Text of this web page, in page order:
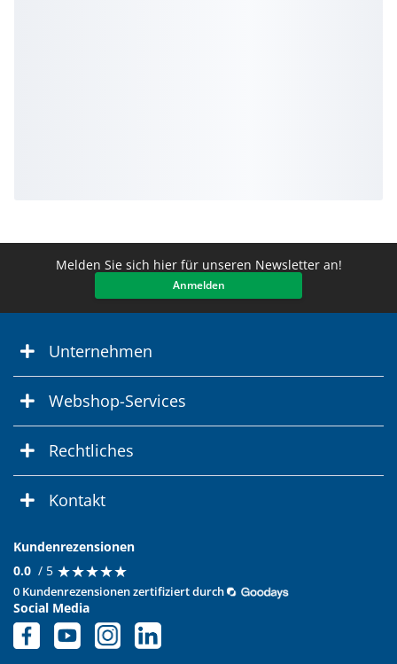
Melden Sie sich hier für unseren Newsletter an!
Anmelden
Unternehmen
Webshop-Services
Rechtliches
Kontakt
Kundenrezensionen
0.0 / 5 ★★★★★
★★★★★
0 Kundenrezensionen zertifiziert durch
Social Media